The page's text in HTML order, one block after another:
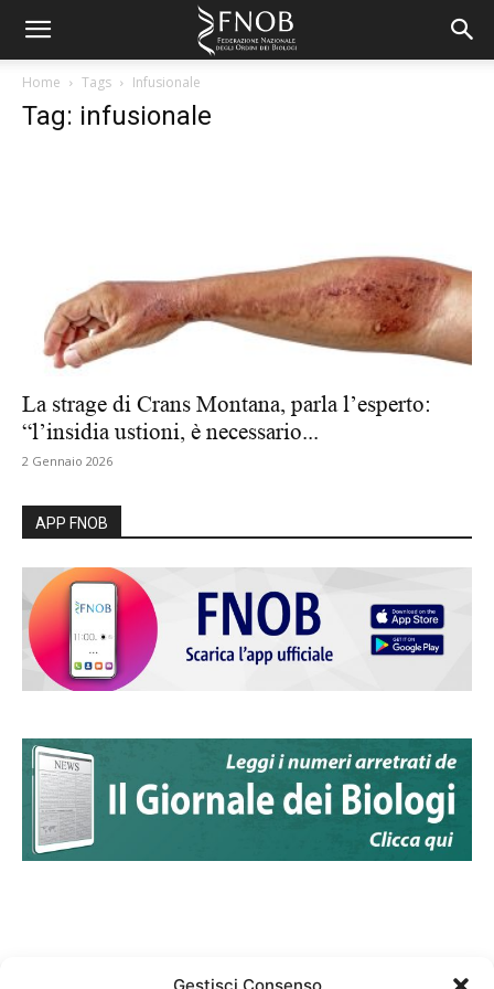
Home Tags Infusionale
Tag: infusionale
La strage di Crans Montana, parla l’esperto:
“l’insidia ustioni, è necessario...
2 Gennaio 2026
APP FNOB